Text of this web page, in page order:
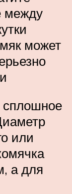
между
может
или
а для